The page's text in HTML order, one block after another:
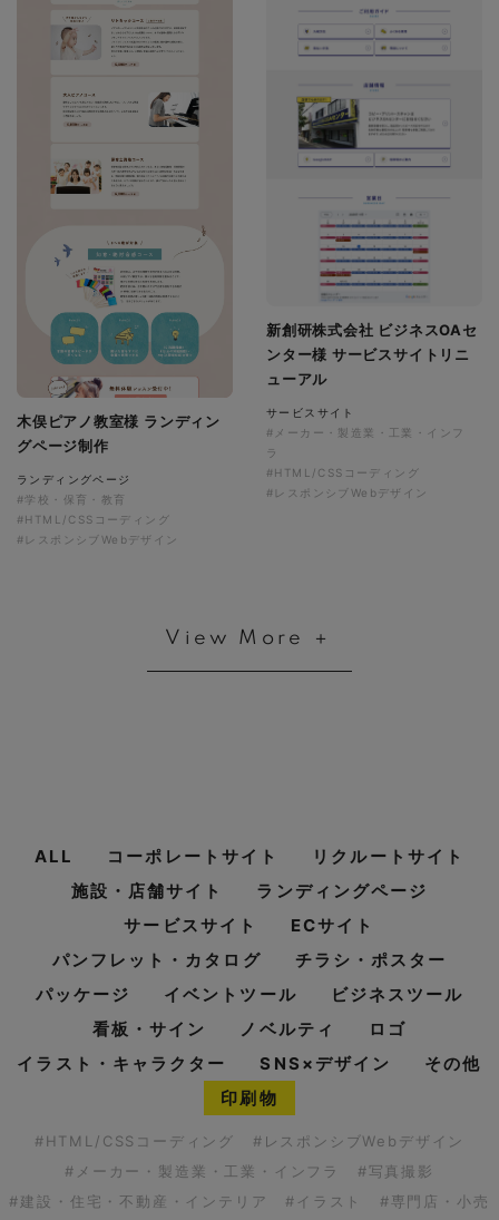
新創研株式会社 ビジネスOAセ
ンター様 サービスサイトリニ
ューアル
サービスサイト
#メーカー・製造業・工業・インフ
ラ
#HTML/CSSコーディング
#レスポンシブWebデザイン
木俣ピアノ教室様 ランディン
グページ制作
ランディングページ
#学校・保育・教育
#HTML/CSSコーディング
#レスポンシブWebデザイン
View More ＋
ALL コーポレートサイト
リクルートサイト
施設・店舗サイト
ランディングページ
サービスサイト
ECサイト
パンフレット・カタログ
チラシ・ポスター
パッケージ
イベントツール
ビジネスツール
看板・サイン
ノベルティ
ロゴ
イラスト・キャラクター
SNS×デザイン
その他
印刷物
#HTML/CSSコーディング
#レスポンシブWebデザイン
#メーカー・製造業・工業・インフラ
#写真撮影
#建設・住宅・不動産・インテリア
#イラスト
#専門店・小売